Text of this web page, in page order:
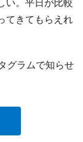
てきてもらえれ
グラムで知らせ